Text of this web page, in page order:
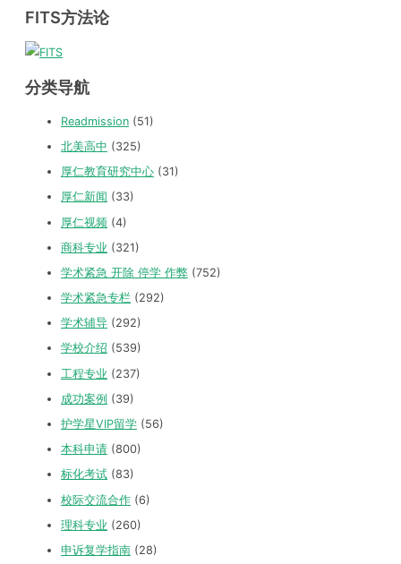
FITS方法论
分类导航
Readmission (51)
北美高中 (325)
厚仁教育研究中心 (31)
厚仁新闻 (33)
厚仁视频 (4)
商科专业 (321)
学术紧急 开除 停学 作弊 (752)
学术紧急专栏 (292)
学术辅导 (292)
学校介绍 (539)
工程专业 (237)
成功案例 (39)
护学星VIP留学 (56)
本科申请 (800)
标化考试 (83)
校际交流合作 (6)
理科专业 (260)
申诉复学指南 (28)